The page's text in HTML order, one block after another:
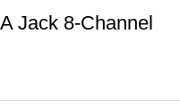
Jack 8-Channel